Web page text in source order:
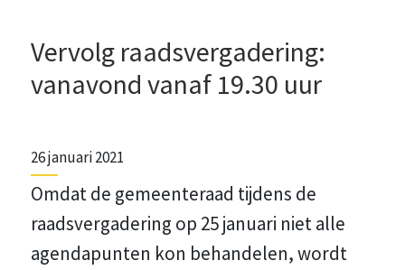
Vervolg raadsvergadering:
vanavond vanaf 19.30 uur
26 januari 2021
Omdat de gemeenteraad tijdens de
raadsvergadering op 25 januari niet alle
agendapunten kon behandelen, wordt